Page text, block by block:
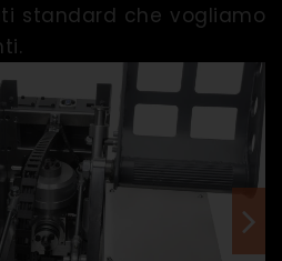
standard che vogliamo